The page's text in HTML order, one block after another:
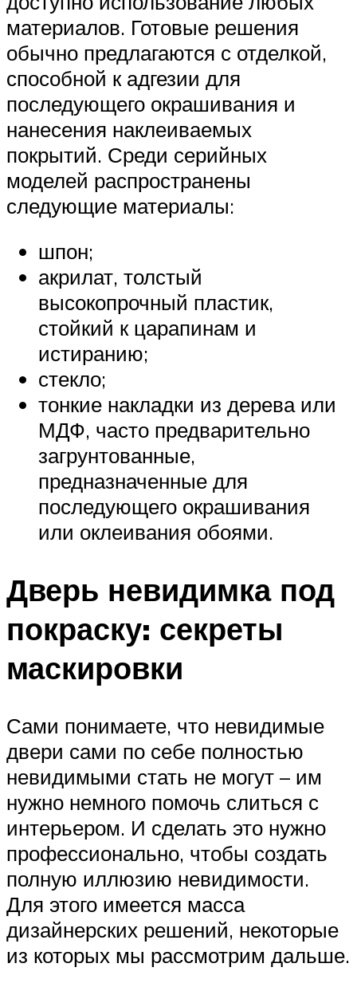
материалов. Готовые решения
обычно предлагаются с отделкой,
способной к адгезии для
последующего окрашивания и
нанесения наклеиваемых
покрытий. Среди серийных
моделей распространены
следующие материалы:
шпон;
акрилат, толстый
высокопрочный пластик,
стойкий к царапинам и
истиранию;
стекло;
тонкие накладки из дерева или
МДФ, часто предварительно
загрунтованные,
предназначенные для
последующего окрашивания
или оклеивания обоями.
Дверь невидимка под
покраску: секреты
маскировки
Сами понимаете, что невидимые
двери сами по себе полностью
невидимыми стать не могут – им
нужно немного помочь слиться с
интерьером. И сделать это нужно
профессионально, чтобы создать
полную иллюзию невидимости.
Для этого имеется масса
дизайнерских решений, некоторые
из которых мы рассмотрим дальше.